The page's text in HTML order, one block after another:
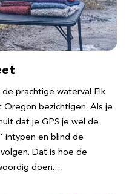
prachtige waterval Elk
Oregon bezichtigen. Als je
dat je GPS je wel de
intypen en blind de
Dat is hoe de
doen.…